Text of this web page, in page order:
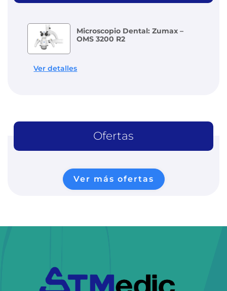
Microscopio Dental: Zumax –
OMS 3200 R2
Ver detalles
Ofertas
Ver más ofertas